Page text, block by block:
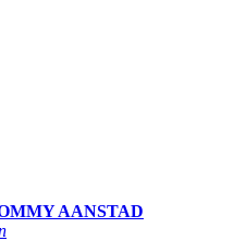
AANSTAD